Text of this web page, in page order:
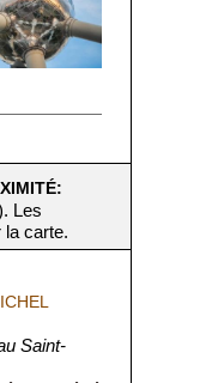
Les
la carte.
Saint-